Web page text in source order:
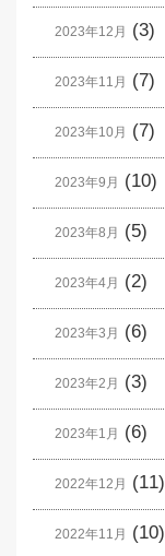
2023年12月 (3)
2023年11月 (7)
2023年10月 (7)
2023年9月 (10)
2023年8月 (5)
2023年4月 (2)
2023年3月 (6)
2023年2月 (3)
2023年1月 (6)
2022年12月 (11)
2022年11月 (10)